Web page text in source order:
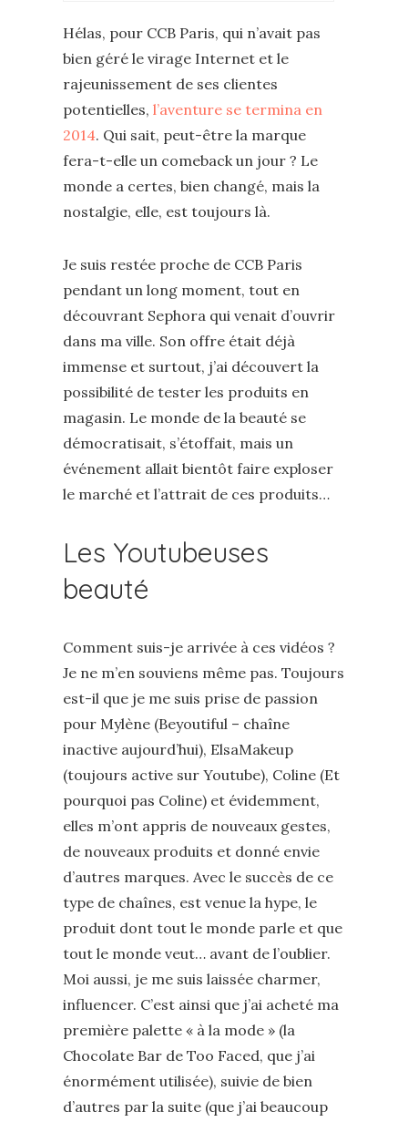
Hélas, pour CCB Paris, qui n’avait pas
bien géré le virage Internet et le
rajeunissement de ses clientes
potentielles, l’aventure se termina en
2014. Qui sait, peut-être la marque
fera-t-elle un comeback un jour ? Le
monde a certes, bien changé, mais la
nostalgie, elle, est toujours là.
Je suis restée proche de CCB Paris
pendant un long moment, tout en
découvrant Sephora qui venait d’ouvrir
dans ma ville. Son offre était déjà
immense et surtout, j’ai découvert la
possibilité de tester les produits en
magasin. Le monde de la beauté se
démocratisait, s’étoffait, mais un
événement allait bientôt faire exploser
le marché et l’attrait de ces produits…
Les Youtubeuses
beauté
Comment suis-je arrivée à ces vidéos ?
Je ne m’en souviens même pas. Toujours
est-il que je me suis prise de passion
pour Mylène (Beyoutiful – chaîne
inactive aujourd’hui), ElsaMakeup
(toujours active sur Youtube), Coline (Et
pourquoi pas Coline) et évidemment,
elles m’ont appris de nouveaux gestes,
de nouveaux produits et donné envie
d’autres marques. Avec le succès de ce
type de chaînes, est venue la hype, le
produit dont tout le monde parle et que
tout le monde veut… avant de l’oublier.
Moi aussi, je me suis laissée charmer,
influencer. C’est ainsi que j’ai acheté ma
première palette « à la mode » (la
Chocolate Bar de Too Faced, que j’ai
énormément utilisée), suivie de bien
d’autres par la suite (que j’ai beaucoup